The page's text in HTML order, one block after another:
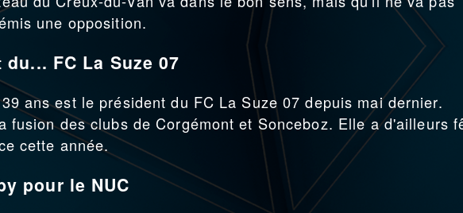
une opposition.
FC La Suze 07
ans est le président du FC La Suze 07 depuis mai dernier.
fusion des clubs de Corgémont et Sonceboz. Elle a d'ailleurs
cette année.
pour le NUC